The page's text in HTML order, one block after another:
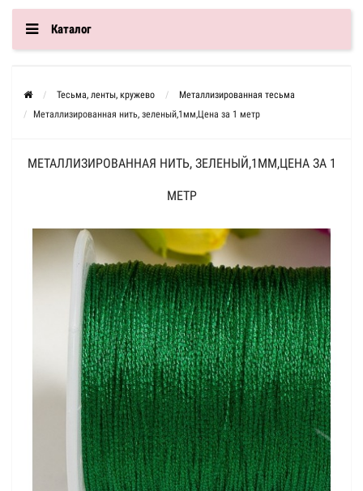
Каталог
Тесьма, ленты, кружево
Металлизированная тесьма
Металлизированная нить, зеленый,1мм,Цена за 1 метр
МЕТАЛЛИЗИРОВАННАЯ НИТЬ, ЗЕЛЕНЫЙ,1ММ,ЦЕНА ЗА 1
МЕТР